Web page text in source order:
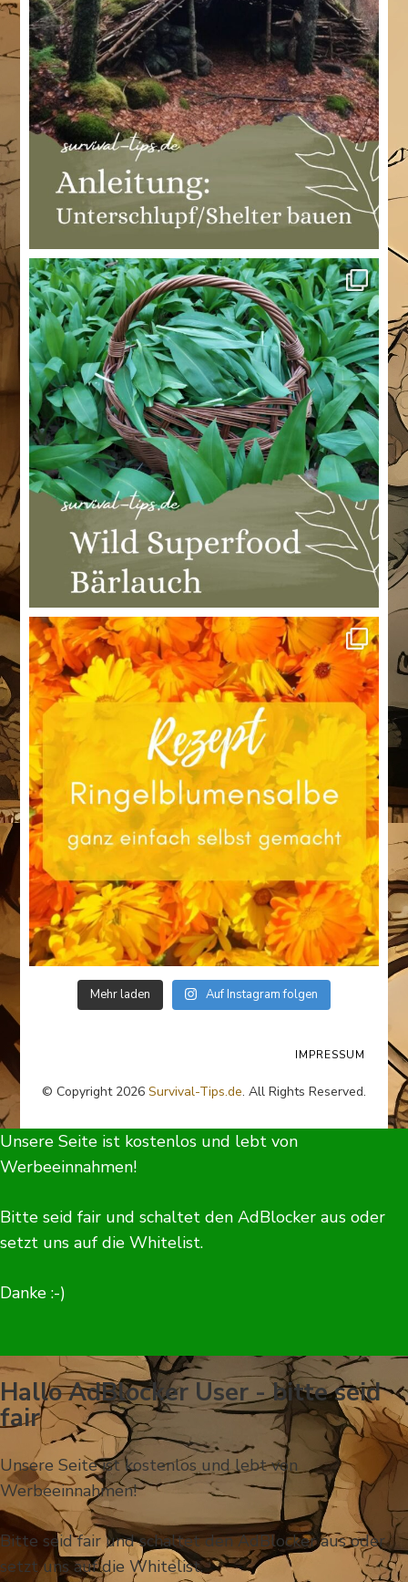
Mehr laden Auf Instagram folgen
© Copyright 2026 Survival-Tips.de. All Rights Reserved.
IMPRESSUM
Unsere Seite ist kostenlos und lebt von
Werbeeinnahmen!
Bitte seid fair und schaltet den AdBlocker aus oder
setzt uns auf die Whitelist.
Danke :-)
Hallo AdBlocker User - bitte seid
fair
Unsere Seite ist kostenlos und lebt von
Werbeeinnahmen!
Bitte seid fair und schaltet den AdBlocker aus oder
setzt uns auf die Whitelist.